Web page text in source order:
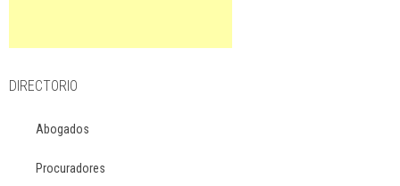
DIRECTORIO
Abogados
Procuradores